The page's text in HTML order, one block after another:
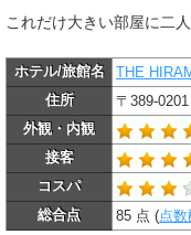
これだけ大きい部屋に二
ホテル/旅館名
THE
住所
〒389-
外観・内観
接客
コスパ
総合点
85 点 (点